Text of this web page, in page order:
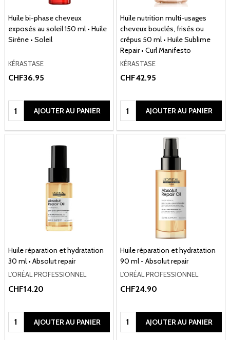
Huile bi-phase cheveux
exposés au soleil 150 ml • Huile
Sirène • Soleil
KÉRASTASE
CHF36.95
Quantité:AJOUTER AU PANIER
Huile nutrition multi-usages
cheveux bouclés, frisés ou
crépus 50 ml • Huile Sublime
Repair • Curl Manifesto
KÉRASTASE
CHF42.95
Quantité:AJOUTER AU PANIER
Huile réparation et hydratation
30 ml • Absolut repair
L'ORÉAL PROFESSIONNEL
CHF14.20
Quantité:AJOUTER AU PANIER
Huile réparation et hydratation
90 ml - Absolut repair
L'ORÉAL PROFESSIONNEL
CHF24.90
Quantité:AJOUTER AU PANIER